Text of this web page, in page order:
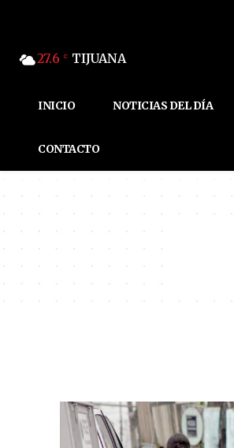
27.6 C TIJUANA
INICIO NOTICIAS DEL DÍA
CONTACTO